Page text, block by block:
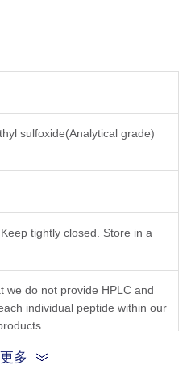
sulfoxide(Analytical grade)
tightly closed. Store in a
we do not provide HPLC and
individual peptide within our
多